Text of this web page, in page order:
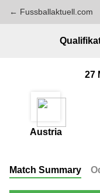
← Fussballaktuell.com
Austria
27
Match Summary